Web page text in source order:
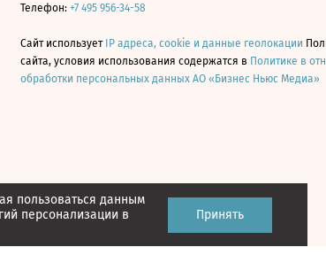
пользоваться данным
персонализации в
Принять
Телефон: +7 495 956-34-58
Сайт использует IP адреса, cookie и данные геолокации
сайта, условия использования содержатся в Политике в
обработки персональных данных АО «Бизнес Ньюс Медиа»